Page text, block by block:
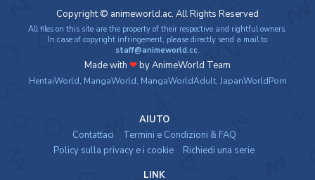
Copyright © animeworld.ac. All Rights Reserved
All files on this site are the property of their respective and rightful owners.
In case of copyright infringement, please directly send a mail to
staff@animeworld.cc.
Made with ❤by AnimeWorld Team
HentaiWorld, MangaWorld, MangaWorldAdult, JapanWorldPorn
AIUTO
Contattaci
Termini e Condizioni & FAQ
Policy sulla privacy e i cookie
Richiedi una serie
LINK